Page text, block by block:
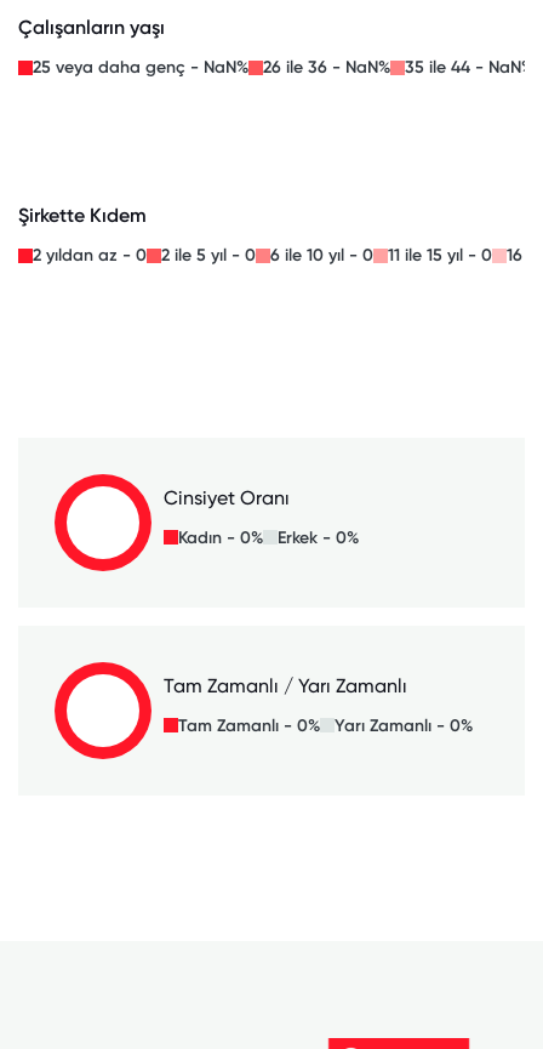
Çalışanların yaşı
25 veya daha genç - NaN% 26 ile 36 - NaN% 35 ile 44 - NaN%
Şirkette Kıdem
2 yıldan az - 0 2 ile 5 yıl - 0 6 ile 10 yıl - 0 11 ile 15 yıl - 0 16
Cinsiyet Oranı
Kadın - 0% Erkek - 0%
Tam Zamanlı / Yarı Zamanlı
Tam Zamanlı - 0% Yarı Zamanlı - 0%